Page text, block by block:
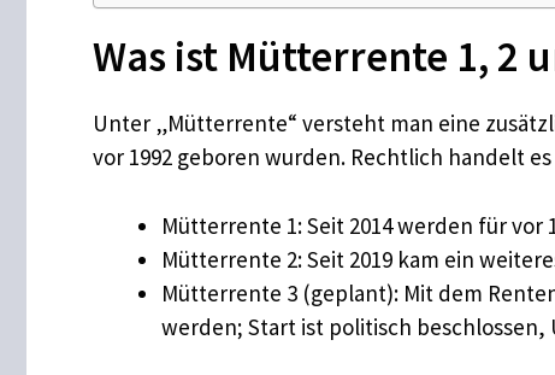
​Was ist Mütterrente 1, 2
Unter „Mütterrente“ versteht man eine
vor 1992 geboren wurden. Rechtlich handelt
Mütterrente 1: Seit 2014 werden für
Mütterrente 2: Seit 2019 kam ein
Mütterrente 3 (geplant): Mit dem
werden; Start ist politisch beschlossen,